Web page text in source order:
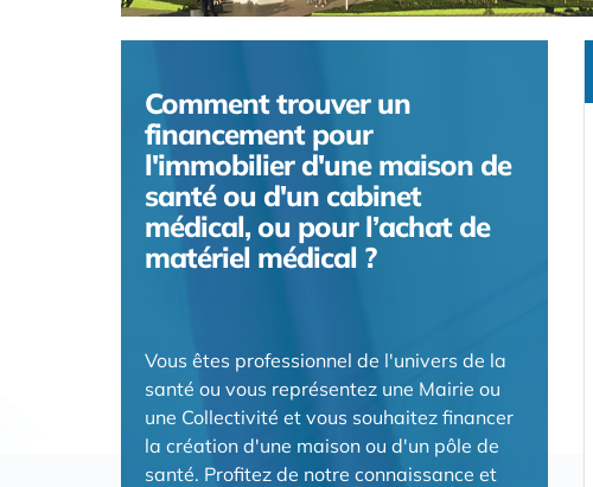
Comment trouver un
financement pour
l'immobilier d'une maison de
santé ou d'un cabinet
médical, ou pour l’achat de
matériel médical ?
Vous êtes professionnel de l'univers de la
santé ou vous représentez une Mairie ou
une Collectivité et vous souhaitez financer
la création d'une maison ou d'un pôle de
santé. Profitez de notre connaissance et